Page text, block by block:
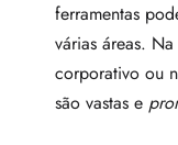
ferramentas
várias áreas.
corporativo ou
são vastas e